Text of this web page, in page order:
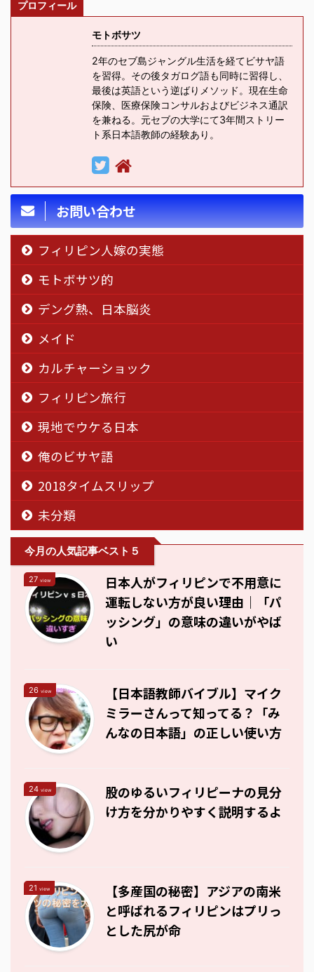
プロフィール
モトボサツ
2年のセブ島ジャングル生活を経てビサヤ語
を習得。その後タガログ語も同時に習得し、
最後は英語という逆ばりメソッド。現在生命
保険、医療保険コンサルおよびビジネス通訳
を兼ねる。元セブの大学にて3年間ストリー
ト系日本語教師の経験あり。
お問い合わせ
フィリピン人嫁の実態
モトボサツ的
デング熱、日本脳炎
メイド
カルチャーショック
フィリピン旅行
現地でウケる日本
俺のビサヤ語
2018タイムスリップ
未分類
今月の人気記事ベスト５
27 view
日本人がフィリピンで不用意に
運転しない方が良い理由｜「パ
ッシング」の意味の違いがやば
い
26 view
【日本語教師バイブル】マイク
ミラーさんって知ってる？「み
んなの日本語」の正しい使い方
24 view
股のゆるいフィリピーナの見分
け方を分かりやすく説明するよ
21 view
【多産国の秘密】アジアの南米
と呼ばれるフィリピンはプリっ
とした尻が命